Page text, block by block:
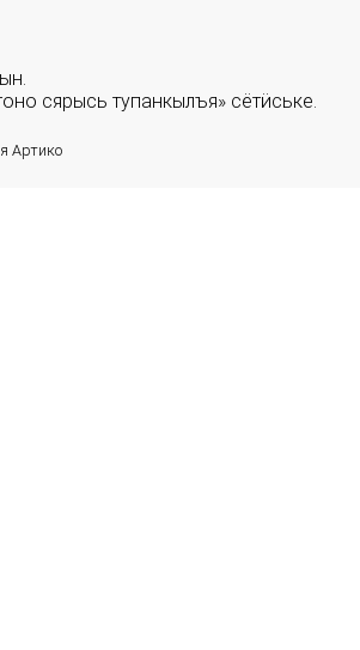
сярысь тупанкылъя» сётӥське.
Артико